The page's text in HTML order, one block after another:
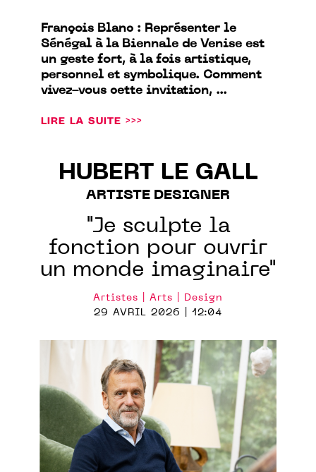
François Blanc : Représenter le
Sénégal à la Biennale de Venise est
un geste fort, à la fois artistique,
personnel et symbolique. Comment
vivez-vous cette invitation, ...
LIRE LA SUITE >>>
HUBERT LE GALL
ARTISTE DESIGNER
"Je sculpte la
fonction pour ouvrir
un monde imaginaire"
Artistes | Arts | Design
29 AVRIL 2026 | 12:04